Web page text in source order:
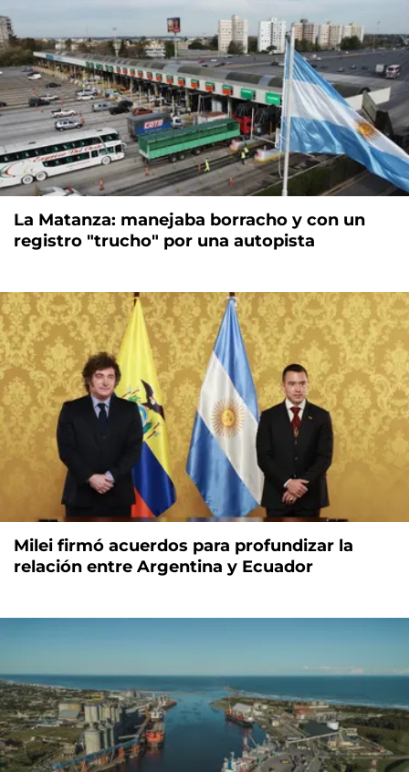
La Matanza: manejaba borracho y con un
registro "trucho" por una autopista
Milei firmó acuerdos para profundizar la
relación entre Argentina y Ecuador